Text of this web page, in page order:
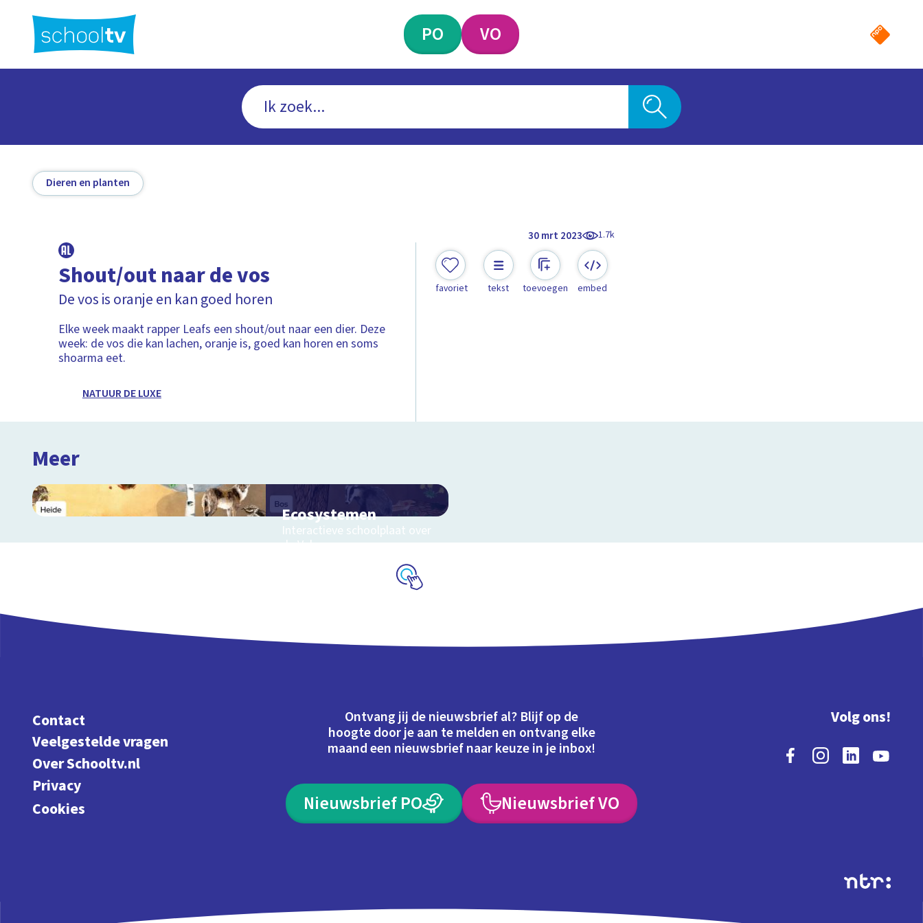
hoofdinhoud
PO VO
Dieren en planten
30 mrt 2023 1.7k
Shout/out naar de vos
De vos is oranje en kan goed horen
Elke week maakt rapper Leafs een shout/out naar een dier. Deze
week: de vos die kan lachen, oranje is, goed kan horen en soms
shoarma eet.
NATUUR DE LUXE
favoriet tekst toevoegen embed
Meer
Ecosystemen
Interactieve schoolplaat over
de Veluwe
Contact
Veelgestelde vragen
Over Schooltv.nl
Privacy
Cookies
Ontvang jij de nieuwsbrief al? Blijf op de
hoogte door je aan te melden en ontvang elke
maand een nieuwsbrief naar keuze in je inbox!
Nieuwsbrief PO Nieuwsbrief VO
Volg ons!